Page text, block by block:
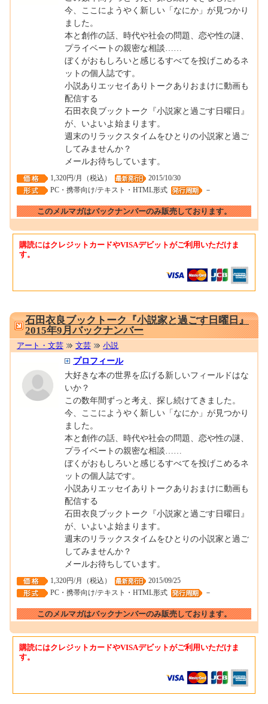
今、ここにようやく新しい「なにか」が見つかり
ました。
本と創作の話、時代や社会の問題、恋や性の謎、
プライベートの親密な相談……
ぼくがおもしろいと感じるすべてを投げこめるネ
ットの個人誌です。
小説ありエッセイありトークありおまけに動画も
配信する
石田衣良ブックトーク『小説家と過ごす日曜日』
が、いよいよ始まります。
週末のリラックスタイムをひとりの小説家と過ご
してみませんか？
メールお待ちしています。
1,320円/月（税込）
2015/10/30
PC・携帯向け/テキスト・HTML形式
－
このメルマガはバックナンバーのみ販売しております。
購読にはクレジットカードやVISAデビットがご利用いただけま
す。
石田衣良ブックトーク『小説家と過ごす日曜日』
2015年9月バックナンバー
アート・文芸 文芸 小説
プロフィール
大好きな本の世界を広げる新しいフィールドはな
いか？
この数年間ずっと考え、探し続けてきました。
今、ここにようやく新しい「なにか」が見つかり
ました。
本と創作の話、時代や社会の問題、恋や性の謎、
プライベートの親密な相談……
ぼくがおもしろいと感じるすべてを投げこめるネ
ットの個人誌です。
小説ありエッセイありトークありおまけに動画も
配信する
石田衣良ブックトーク『小説家と過ごす日曜日』
が、いよいよ始まります。
週末のリラックスタイムをひとりの小説家と過ご
してみませんか？
メールお待ちしています。
1,320円/月（税込）
2015/09/25
PC・携帯向け/テキスト・HTML形式
－
このメルマガはバックナンバーのみ販売しております。
購読にはクレジットカードやVISAデビットがご利用いただけま
す。